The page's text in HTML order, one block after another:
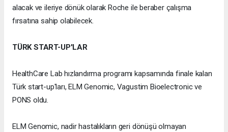
alacak ve ileriye dönük olarak Roche ile beraber çalışma
fırsatına sahip olabilecek.
TÜRK START-UP'LAR
HealthCare Lab hızlandırma programı kapsamında finale kalan
Türk start-up'ları, ELM Genomic, Vagustim Bioelectronic ve
PONS oldu.
ELM Genomic, nadir hastalıkların geri dönüşü olmayan